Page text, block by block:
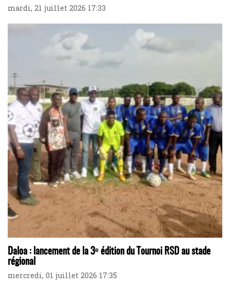
mardi, 21 juillet 2026 17:33
Daloa : lancement de la 3ᵉ édition du Tournoi RSD au stade
régional
mercredi, 01 juillet 2026 17:35